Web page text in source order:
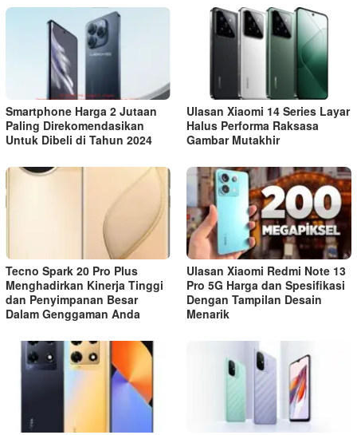
Smartphone Harga 2 Jutaan
Paling Direkomendasikan
Untuk Dibeli di Tahun 2024
Ulasan Xiaomi 14 Series Layar
Halus Performa Raksasa
Gambar Mutakhir
Tecno Spark 20 Pro Plus
Menghadirkan Kinerja Tinggi
dan Penyimpanan Besar
Dalam Genggaman Anda
Ulasan Xiaomi Redmi Note 13
Pro 5G Harga dan Spesifikasi
Dengan Tampilan Desain
Menarik